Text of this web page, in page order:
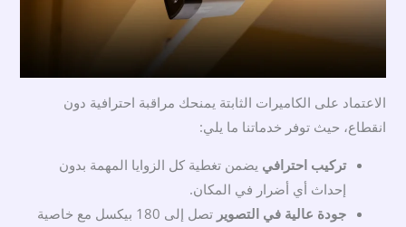
الاعتماد على الكاميرات الثابتة يمنحك مراقبة احترافية دون
انقطاع، حيث توفر خدماتنا ما يلي:
تركيب احترافي يضمن تغطية كل الزوايا المهمة بدون
إحداث أي أضرار في المكان.
جودة عالية في التصوير
تصل إلى 180 بيكسل مع خاصية